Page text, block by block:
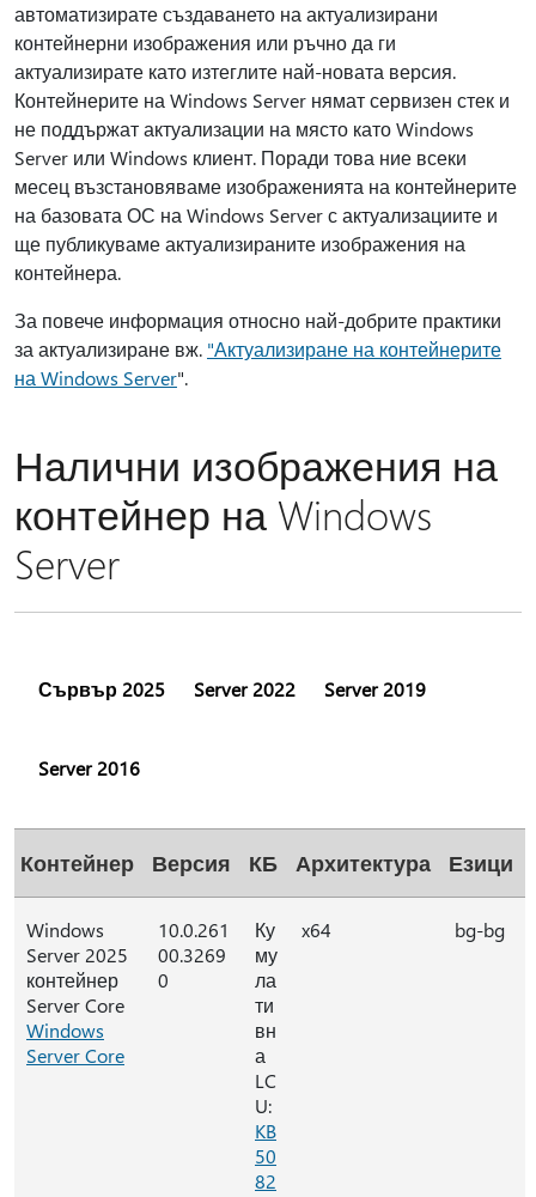
автоматизирате създаването на актуализирани
контейнерни изображения или ръчно да ги
актуализирате като изтеглите най-новата версия.
Контейнерите на Windows Server нямат сервизен стек и
не поддържат актуализации на място като Windows
Server или Windows клиент. Поради това ние всеки
месец възстановяваме изображенията на контейнерите
на базовата ОС на Windows Server с актуализациите и
ще публикуваме актуализираните изображения на
контейнера.
За повече информация относно най-добрите практики
за актуализиране вж. "Актуализиране на контейнерите
на Windows Server".
Налични изображения на
контейнер на Windows
Server
Сървър 2025 Server 2022 Server 2019
Server 2016
Контейнер Версия КБ Архитектура Езици
Windows
Server 2025
контейнер
Server Core
Windows
Server Core
10.0.261
00.3269
0
Ку
му
ла
ти
вн
а
LC
U:
KB
50
82
x64 bg-bg